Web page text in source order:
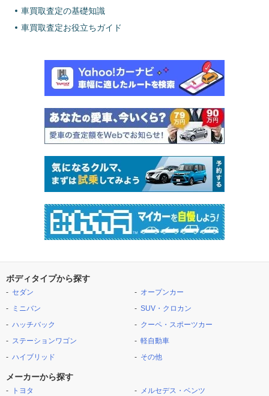
車買取査定の基礎知識
車買取査定お役立ちガイド
ボディタイプから探す
セダン
ミニバン
ハッチバック
ステーションワゴン
ハイブリッド
オープンカー
SUV・クロカン
クーペ・スポーツカー
軽自動車
その他
メーカーから探す
トヨタ
メルセデス・ベンツ